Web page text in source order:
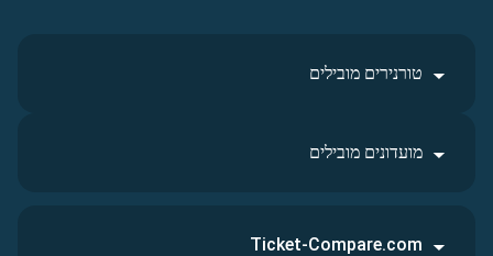
טורנירים מובילים
מועדונים מובילים
Ticket-Compare.com